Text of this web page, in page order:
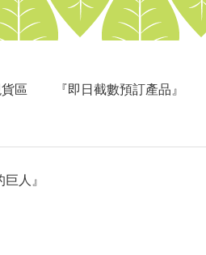
區 『即日截數預訂產品』
巨人』